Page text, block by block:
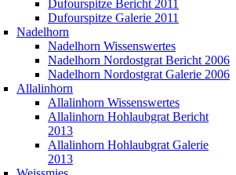
Dufourspitze Bericht 2011
Dufourspitze Galerie 2011
Nadelhorn
Nadelhorn Wissenswertes
Nadelhorn Nordostgrat Bericht 2006
Nadelhorn Nordostgrat Galerie 2006
Allalinhorn
Allalinhorn Wissenswertes
Allalinhorn Hohlaubgrat Bericht
2013
Allalinhorn Hohlaubgrat Galerie
2013